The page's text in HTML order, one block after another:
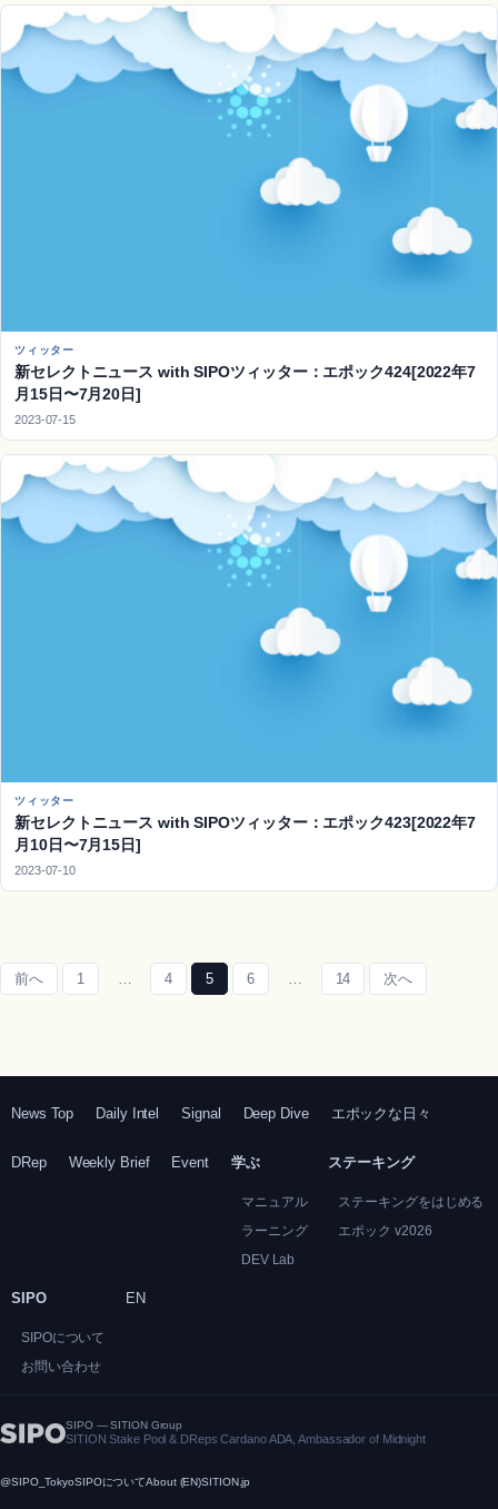
ツィッター
新セレクトニュース with SIPOツィッター：エポック424[2022年7
月15日〜7月20日]
2023-07-15
ツィッター
新セレクトニュース with SIPOツィッター：エポック423[2022年7
月10日〜7月15日]
2023-07-10
前へ 1 4 5 6 14 次へ
News Top Daily Intel Signal Deep Dive エポックな日々
DRep Weekly Brief Event 学ぶ
マニュアル
ラーニング
DEV Lab
ステーキング
ステーキングをはじめる
エポック v2026
SIPO
SIPOについて
お問い合わせ
EN
SIPO — SITION Group
SITION Stake Pool & DReps Cardano ADA, Ambassador of Midnight
@SIPO_TokyoSIPOについてAbout (EN)SITION.jp